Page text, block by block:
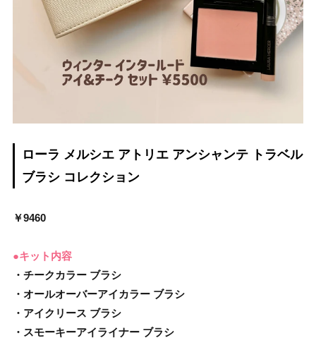
ローラ メルシエ アトリエ アンシャンテ トラベル
ブラシ コレクション
￥9460
●キット内容
・チークカラー ブラシ
・オールオーバーアイカラー ブラシ
・アイクリース ブラシ
・スモーキーアイライナー ブラシ